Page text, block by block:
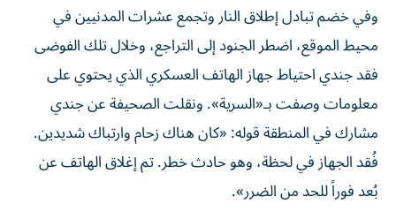
وفي خضم تبادل إطلاق النار وتجمع عشرات المدنيين في
محيط الموقع، اضطر الجنود إلى التراجع، وخلال تلك الفوضى
فقد جندي احتياط جهاز الهاتف العسكري الذي يحتوي على
معلومات وصفت بـ«السرية». ونقلت الصحيفة عن جندي
مشارك في المنطقة قوله: «كان هناك زحام وارتباك شديدين.
فُقد الجهاز في لحظة، وهو حادث خطر. تم إغلاق الهاتف عن
بُعد فوراً للحد من الضرر».